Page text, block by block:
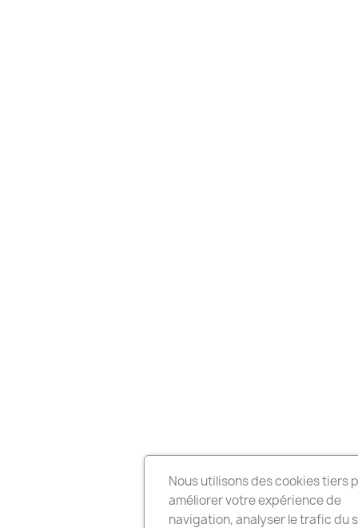
Nous utilisons des cookies tiers
améliorer votre expérience de
navigation, analyser le trafic du